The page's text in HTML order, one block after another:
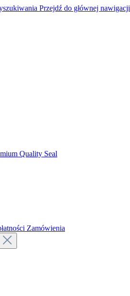
Przejdź do głównej nawigacji
Zamówienia